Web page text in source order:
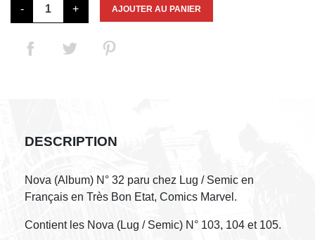
- + AJOUTER AU PANIER
DESCRIPTION
Nova (Album) N° 32 paru chez Lug / Semic en
Français en Très Bon Etat, Comics Marvel.
Contient les Nova (Lug / Semic) N° 103, 104 et 105.